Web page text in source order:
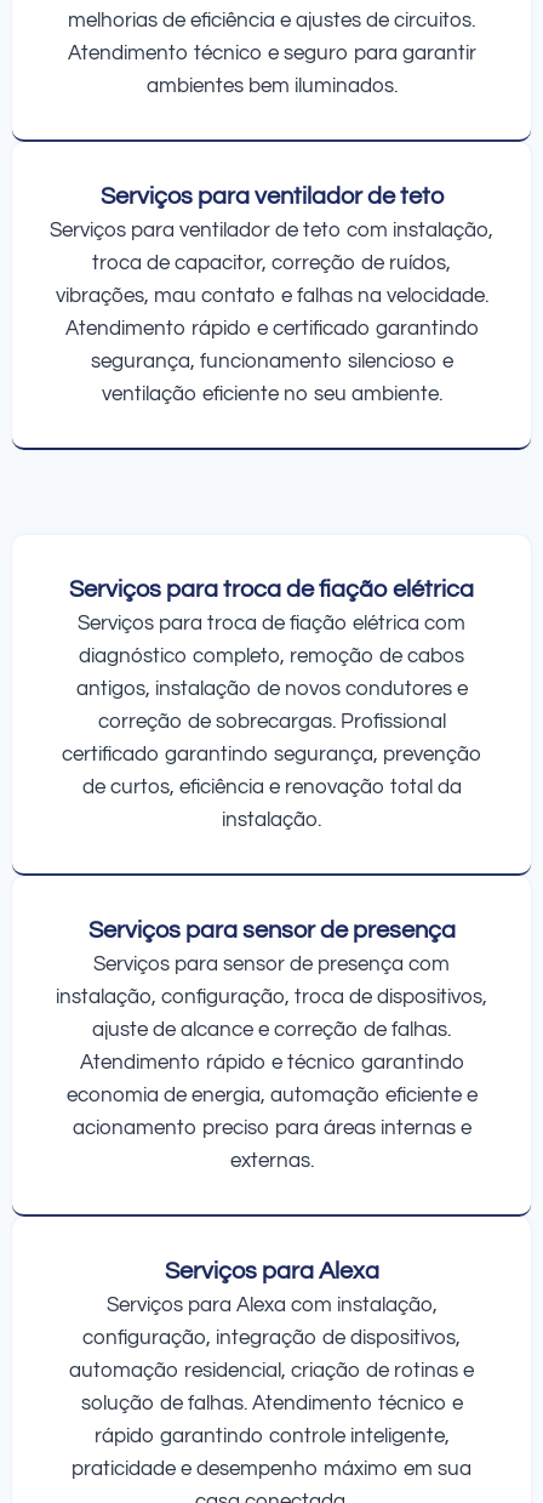
melhorias de eficiência e ajustes de circuitos.
Atendimento técnico e seguro para garantir
ambientes bem iluminados.
Serviços para ventilador de teto
Serviços para ventilador de teto com instalação,
troca de capacitor, correção de ruídos,
vibrações, mau contato e falhas na velocidade.
Atendimento rápido e certificado garantindo
segurança, funcionamento silencioso e
ventilação eficiente no seu ambiente.
Serviços para troca de fiação elétrica
Serviços para troca de fiação elétrica com
diagnóstico completo, remoção de cabos
antigos, instalação de novos condutores e
correção de sobrecargas. Profissional
certificado garantindo segurança, prevenção
de curtos, eficiência e renovação total da
instalação.
Serviços para sensor de presença
Serviços para sensor de presença com
instalação, configuração, troca de dispositivos,
ajuste de alcance e correção de falhas.
Atendimento rápido e técnico garantindo
economia de energia, automação eficiente e
acionamento preciso para áreas internas e
externas.
Serviços para Alexa
Serviços para Alexa com instalação,
configuração, integração de dispositivos,
automação residencial, criação de rotinas e
solução de falhas. Atendimento técnico e
rápido garantindo controle inteligente,
praticidade e desempenho máximo em sua